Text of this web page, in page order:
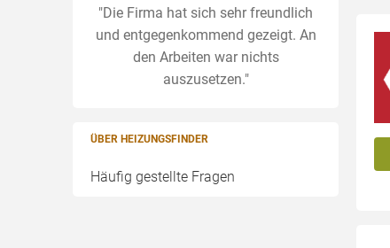
"Die Firma hat sich sehr freundlich
und entgegenkommend gezeigt. An
den Arbeiten war nichts
auszusetzen."
ÜBER HEIZUNGSFINDER
Häufig gestellte Fragen